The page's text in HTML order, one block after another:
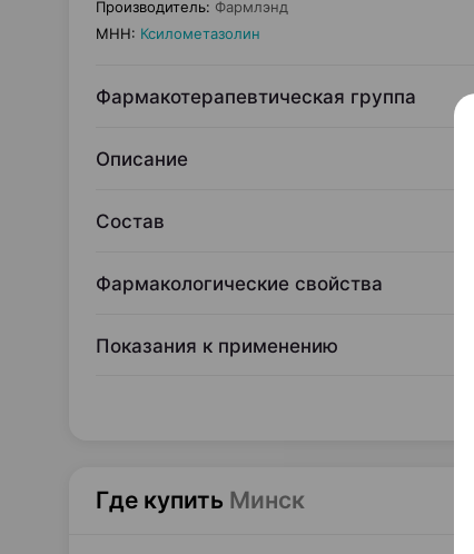
Производитель: Фармлэнд
МНН: Ксилометазолин
Фармакотерапевтическая группа
Описание
Состав
Фармакологические свойства
Показания к применению
Где купить Минск